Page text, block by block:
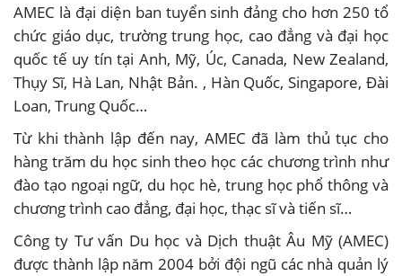
AMEC là đại diện ban tuyển sinh đảng cho hơn 250 tổ
chức giáo dục, trường trung học, cao đẳng và đại học
quốc tế uy tín tại Anh, Mỹ, Úc, Canada, New Zealand,
Thụy Sĩ, Hà Lan, Nhật Bản. , Hàn Quốc, Singapore, Đài
Loan, Trung Quốc…
Từ khi thành lập đến nay, AMEC đã làm thủ tục cho
hàng trăm du học sinh theo học các chương trình như
đào tạo ngoại ngữ, du học hè, trung học phổ thông và
chương trình cao đẳng, đại học, thạc sĩ và tiến sĩ…
Công ty Tư vấn Du học và Dịch thuật Âu Mỹ (AMEC)
được thành lập năm 2004 bởi đội ngũ các nhà quản lý